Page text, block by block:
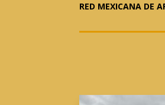
RED MEXICANA DE